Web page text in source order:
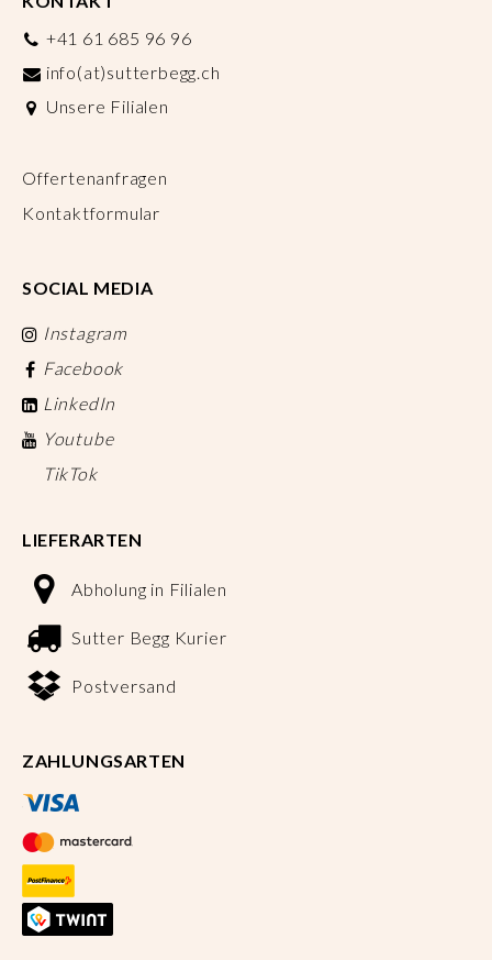
+41 61 685 96 96
info(at)sutterbegg.ch
Unsere Filialen
Offertenanfragen
Kontaktformular
SOCIAL MEDIA
Instagram
Facebook
LinkedIn
Youtube
TikTok
LIEFERARTEN
Abholung in Filialen
Sutter Begg Kurier
Postversand
ZAHLUNGSARTEN